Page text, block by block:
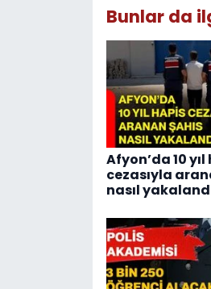
Bunlar da
Afyon’da 10
cezasıyla
nasıl